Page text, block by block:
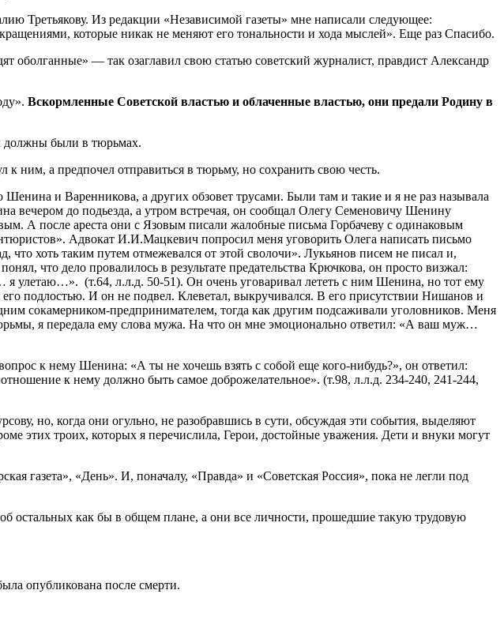
Третьякову. Из редакции «Независимой газеты» мне написали следующее:
которые никак не меняют его тональности и хода мыслей». Еще раз Спасибо.
оболганные» — так озаглавил свою статью советский журналист, правдист Александр
Вскормленные Советской властью и облаченные властью, они предали Родину в
должны были в тюрьмах.
ним, а предпочел отправиться в тюрьму, но сохранить свою честь.
и Варенникова, а других обзовет трусами. Были там и такие и я не раз называла
вечером до подьезда, а утром встречая, он сообщал Олегу Семеновичу Шенину
А после ареста они с Язовым писали жалобные письма Горбачеву с одинаковым
Адвокат И.И.Мацкевич попросил меня уговорить Олега написать письмо
что хоть таким путем отмежевался от этой сволочи». Лукьянов писем не писал и,
что дело провалилось в результате предательства Крючкова, он просто визжал:
я улетаю…». (т.64, л.л.д. 50-51). Он очень уговаривал лететь с ним Шенина, но тот ему
подлостью. И он не подвел. Клеветал, выкручивался. В его присутствии Нишанов и
сокамерником-предпринимателем, тогда как другим подсаживали уголовников. Меня
я передала ему слова мужа. На что он мне эмоционально ответил: «А ваш муж…
к нему Шенина: «А ты не хочешь взять с собой еще кого-нибудь?», он ответил:
к нему должно быть самое доброжелательное». (т.98, л.л.д. 234-240, 241-244,
но, когда они огульно, не разобравшись в сути, обсуждая эти события, выделяют
этих троих, которых я перечислила, Герои, достойные уважения. Дети и внуки могут
газета», «День». И, поначалу, «Правда» и «Советская Россия», пока не легли под
остальных как бы в общем плане, а они все личности, прошедшие такую трудовую
опубликована после смерти.